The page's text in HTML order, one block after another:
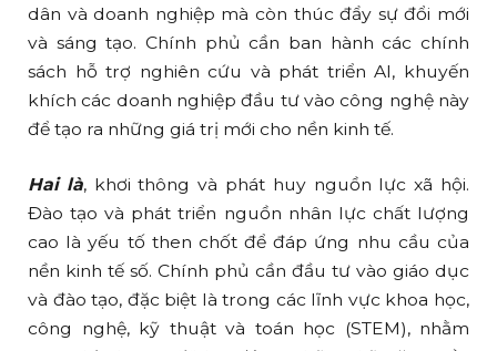
dân và doanh nghiệp mà còn thúc đẩy sự đổi mới
và sáng tạo. Chính phủ cần ban hành các chính
sách hỗ trợ nghiên cứu và phát triển AI, khuyến
khích các doanh nghiệp đầu tư vào công nghệ này
để tạo ra những giá trị mới cho nền kinh tế.
Hai là, khơi thông và phát huy nguồn lực xã hội.
Đào tạo và phát triển nguồn nhân lực chất lượng
cao là yếu tố then chốt để đáp ứng nhu cầu của
nền kinh tế số. Chính phủ cần đầu tư vào giáo dục
và đào tạo, đặc biệt là trong các lĩnh vực khoa học,
công nghệ, kỹ thuật và toán học (STEM), nhằm